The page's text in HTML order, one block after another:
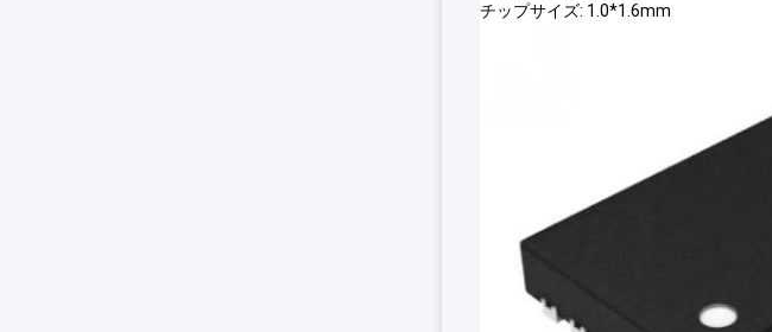
チップサイズ: 1.0*1.6mm